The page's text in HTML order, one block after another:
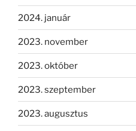
2024. január
2023. november
2023. október
2023. szeptember
2023. augusztus